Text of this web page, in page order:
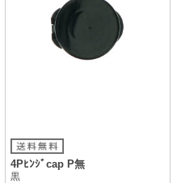
4Pﾋﾝｼﾞcap P無
黒